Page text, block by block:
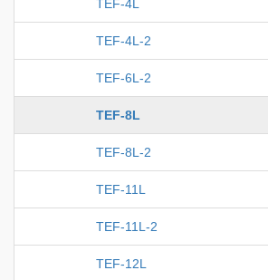
TEF-4L
TEF-4L-2
TEF-6L-2
TEF-8L
TEF-8L-2
TEF-11L
TEF-11L-2
TEF-12L